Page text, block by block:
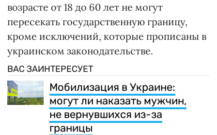
возрасте от 18 до 60 лет не могут
пересекать государственную границу,
кроме исключений, которые прописаны в
украинском законодательстве.
ВАС ЗАИНТЕРЕСУЕТ
Мобилизация в Украине:
могут ли наказать мужчин,
не вернувшихся из-за
границы